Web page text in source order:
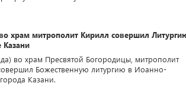
храм митрополит Кирилл совершил
во храм Пресвятой Богородицы, митрополит
Божественную литургию в Иоанно-
Казани.